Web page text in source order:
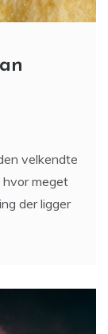
velkendte
meget
der ligger